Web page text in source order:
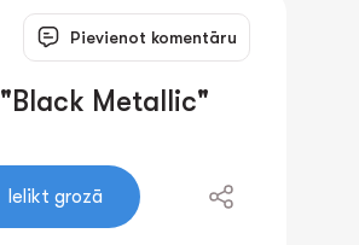
Pievienot komentāru
Metallic"
Ielikt grozā